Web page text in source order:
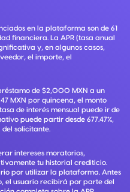
en la plataforma son de 61
financiera. La APR (tasa anual
y, en algunos casos,
el importe, el
de $2,000 MXN a un
MXN por quincena, el monto
de interés mensual puede ir de
puede partir desde 677.47%,
solicitante.
intereses moratorios,
tu historial crediticio.
por utilizar la plataforma. Antes
el usuario recibirá por parte del